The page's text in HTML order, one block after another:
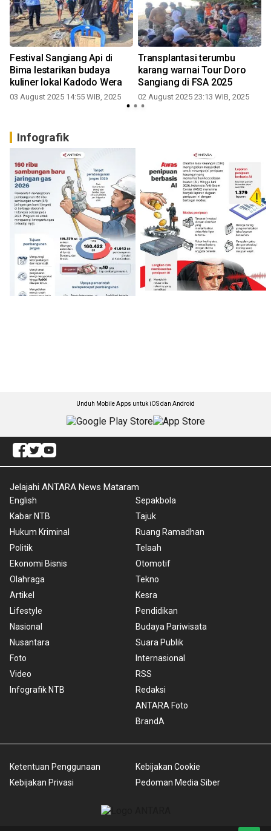
Festival Sangiang Api di
Bima lestarikan budaya
kuliner lokal Kadodo Wera
03 August 2025 14:55 WIB, 2025
Transplantasi terumbu
karang warnai Tour Doro
Sangiang di FSA 2025
02 August 2025 23:13 WIB, 2025
Infografik
Unduh Mobile Apps untuk iOS dan Android
Jelajahi ANTARA News Mataram
English
Kabar NTB
Hukum Kriminal
Politik
Ekonomi Bisnis
Olahraga
Artikel
Lifestyle
Nasional
Nusantara
Foto
Video
Infografik NTB
Sepakbola
Tajuk
Ruang Ramadhan
Telaah
Otomotif
Tekno
Kesra
Pendidikan
Budaya Pariwisata
Suara Publik
Internasional
RSS
Redaksi
ANTARA Foto
BrandA
Ketentuan Penggunaan
Kebijakan Privasi
Kebijakan Cookie
Pedoman Media Siber